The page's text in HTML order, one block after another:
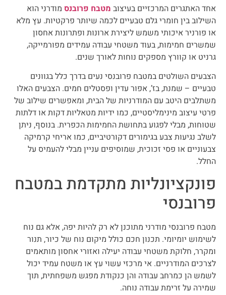
אחד האתגרים המרכזיים בעיצוב מטבח פרובנס מודרני הוא
השילוב בין חומרי גלם טבעיים לכמה שיותר פרקטיות. עץ מלא
או פורניר איכותי משמש ליצירת ארונות ופתרונות אחסון
שמשרים חמימות, בעוד משטחי עבודה עמידים מפורמייקה,
גרניט או קוורץ מספקים נוחות לאורך שנים.
הצבעים השולטים במטבח פרובנסי נעים בדרך כלל בגוונים
טבעיים – שמנת, בז’, אפור עדין ופסטלים חמים. הצבעים האלו
משתלבים היטב עם המודרניות של הבית, ומאפשרים שילוב של
פרטי עיצוב מינימליסטיים, כמו ידיות מטאליות דקות או דלתות
שטוחות, מבלי לפגוע בתחושת החמימות הכפרית. בנוסף, ניתן
לשלב נגיעות צבע בגימורים דקורטיביים, כמו אריחי קרמיקה
צבעוניים או פסי זכוכית, שמוסיפים עניין מבלי להעמיס על
החלל.
פונקציונליות מתקדמת במטבח
פרובנסי
מטבח פרובנסי מודרני מתוכנן לא רק להיות יפה, אלא גם נוח
לשימוש יומיומי. תכנון חכם כולל מיקום נוח של כיור, תנור
ומקרר, חלוקת משטחי עבודה יעילה ואזורי אחסון מותאמים
לצרכים המודרניים. אי מרכזי עשוי עץ או משטח עמיד יכול
לשמש הן כמרחב עבודה והן כנקודת מפגש משפחתית, תוך
שמירה על זרימת עבודה נוחה.